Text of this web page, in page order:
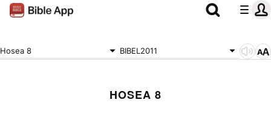
Hosea 8 BIBEL2011
HOSEA 8